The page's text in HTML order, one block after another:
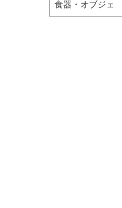
食器・オブジェ